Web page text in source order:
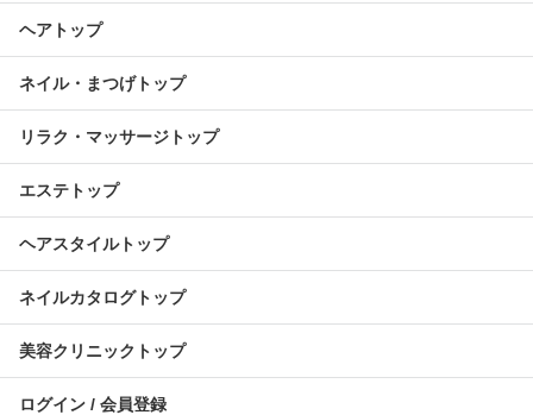
ヘアトップ
ネイル・まつげトップ
リラク・マッサージトップ
エステトップ
ヘアスタイルトップ
ネイルカタログトップ
美容クリニックトップ
ログイン / 会員登録